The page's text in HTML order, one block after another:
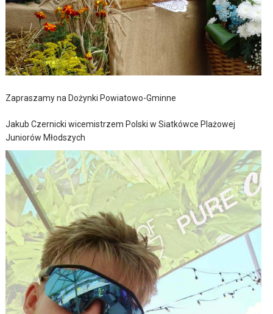
Zapraszamy na Dożynki Powiatowo-Gminne
Jakub Czernicki wicemistrzem Polski w Siatkówce Plażowej
Juniorów Młodszych